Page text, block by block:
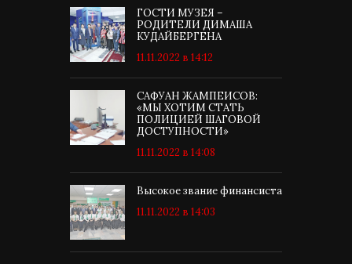
ГОСТИ МУЗЕЯ –
РОДИТЕЛИ ДИМАША
КУДАЙБЕРГЕНА
11.11.2022 в 14:12
САФУАН ЖАМПЕИСОВ:
«МЫ ХОТИМ СТАТЬ
ПОЛИЦИЕЙ ШАГОВОЙ
ДОСТУПНОСТИ»
11.11.2022 в 14:08
Высокое звание финансиста
11.11.2022 в 14:03